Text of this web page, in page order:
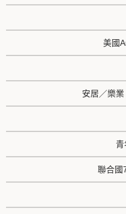
美國
安居／樂
青
聯合國